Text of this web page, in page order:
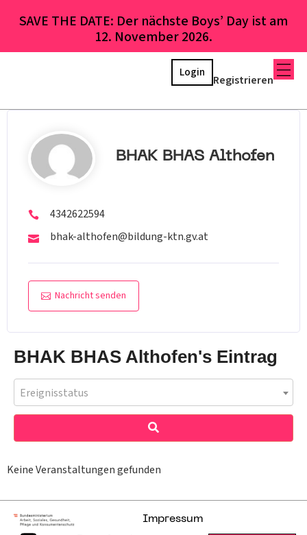
SAVE THE DATE: Der nächste Boys’ Day ist am
12. November 2026.
Registrieren
Login
BHAK BHAS Althofen
4342622594
bhak-althofen@bildung-ktn.gv.at
Nachricht senden
BHAK BHAS Althofen's Eintrag
Ereignisstatus
Keine Veranstaltungen gefunden
Impressum